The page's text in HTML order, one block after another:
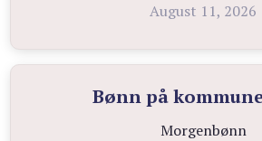
August 11, 2026
Bønn på
Morgenbønn